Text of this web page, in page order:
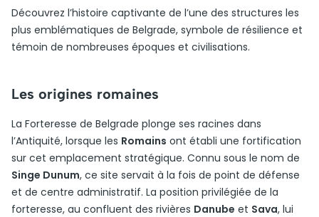
Découvrez l’histoire captivante de l’une des structures les
plus emblématiques de Belgrade, symbole de résilience et
témoin de nombreuses époques et civilisations.
Les origines romaines
La Forteresse de Belgrade plonge ses racines dans
l’Antiquité, lorsque les Romains ont établi une fortification
sur cet emplacement stratégique. Connu sous le nom de
Singe Dunum, ce site servait à la fois de point de défense
et de centre administratif. La position privilégiée de la
forteresse, au confluent des rivières Danube et Sava, lui